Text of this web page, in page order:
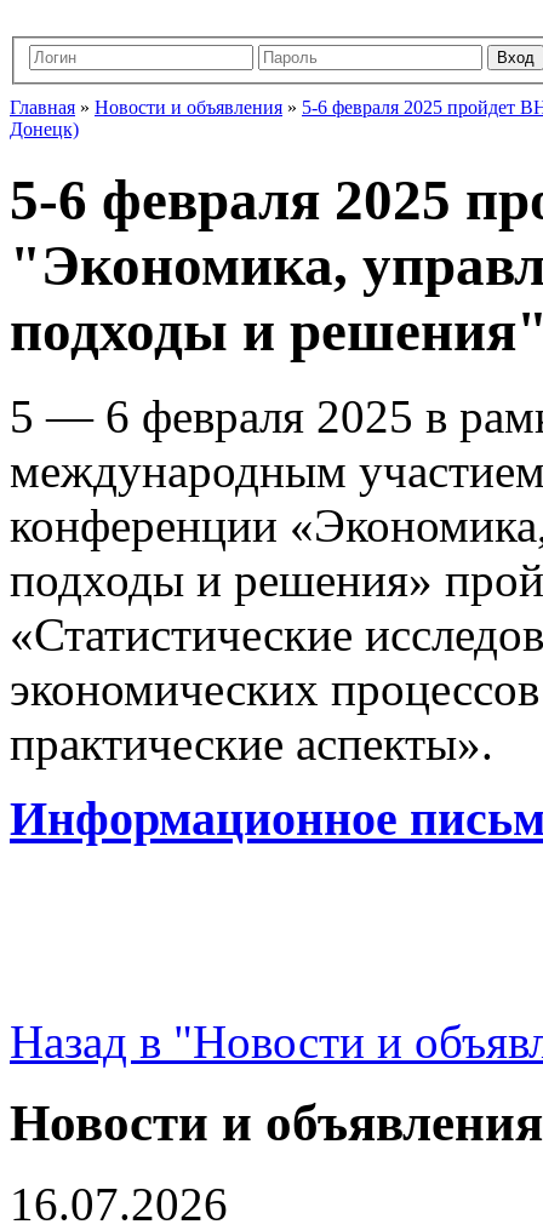
Главная » Новости и объявления » 5-6 февраля 2025 пройдет
Донецк)
5-6 февраля 2025
"Экономика,
подходы и
5 — 6 февраля 2025 в
международным
конференции
подходы и решения»
«Статистические
экономических
практические аспекты».
Информационное
Назад в "Новости и
Новости и объявления
16.07.2026